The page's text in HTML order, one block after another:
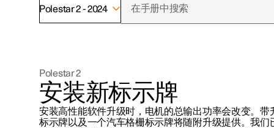
联系我们
极星官方二手车
探索Polestar 3
联系我们
公共充电
家庭充电
车主服务
注册新闻
（在新窗
Polestar 2 - 2024
Polestar 2
安装新标示牌
安装高性能软件升级时，电机的总输出功率会改变。带
标示牌以及一个汽车格栅标示牌将随附升级提供。我们